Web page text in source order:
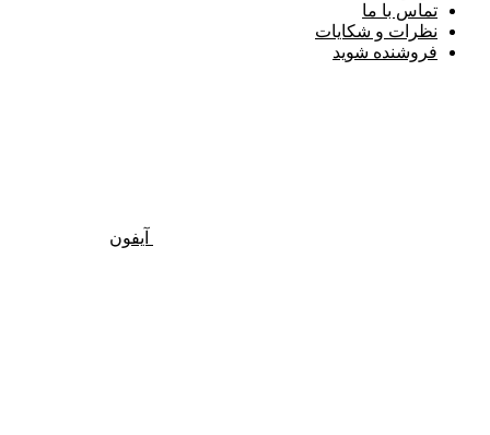
تماس با ما
نظرات و شکایات
فروشنده شوید
آیفون